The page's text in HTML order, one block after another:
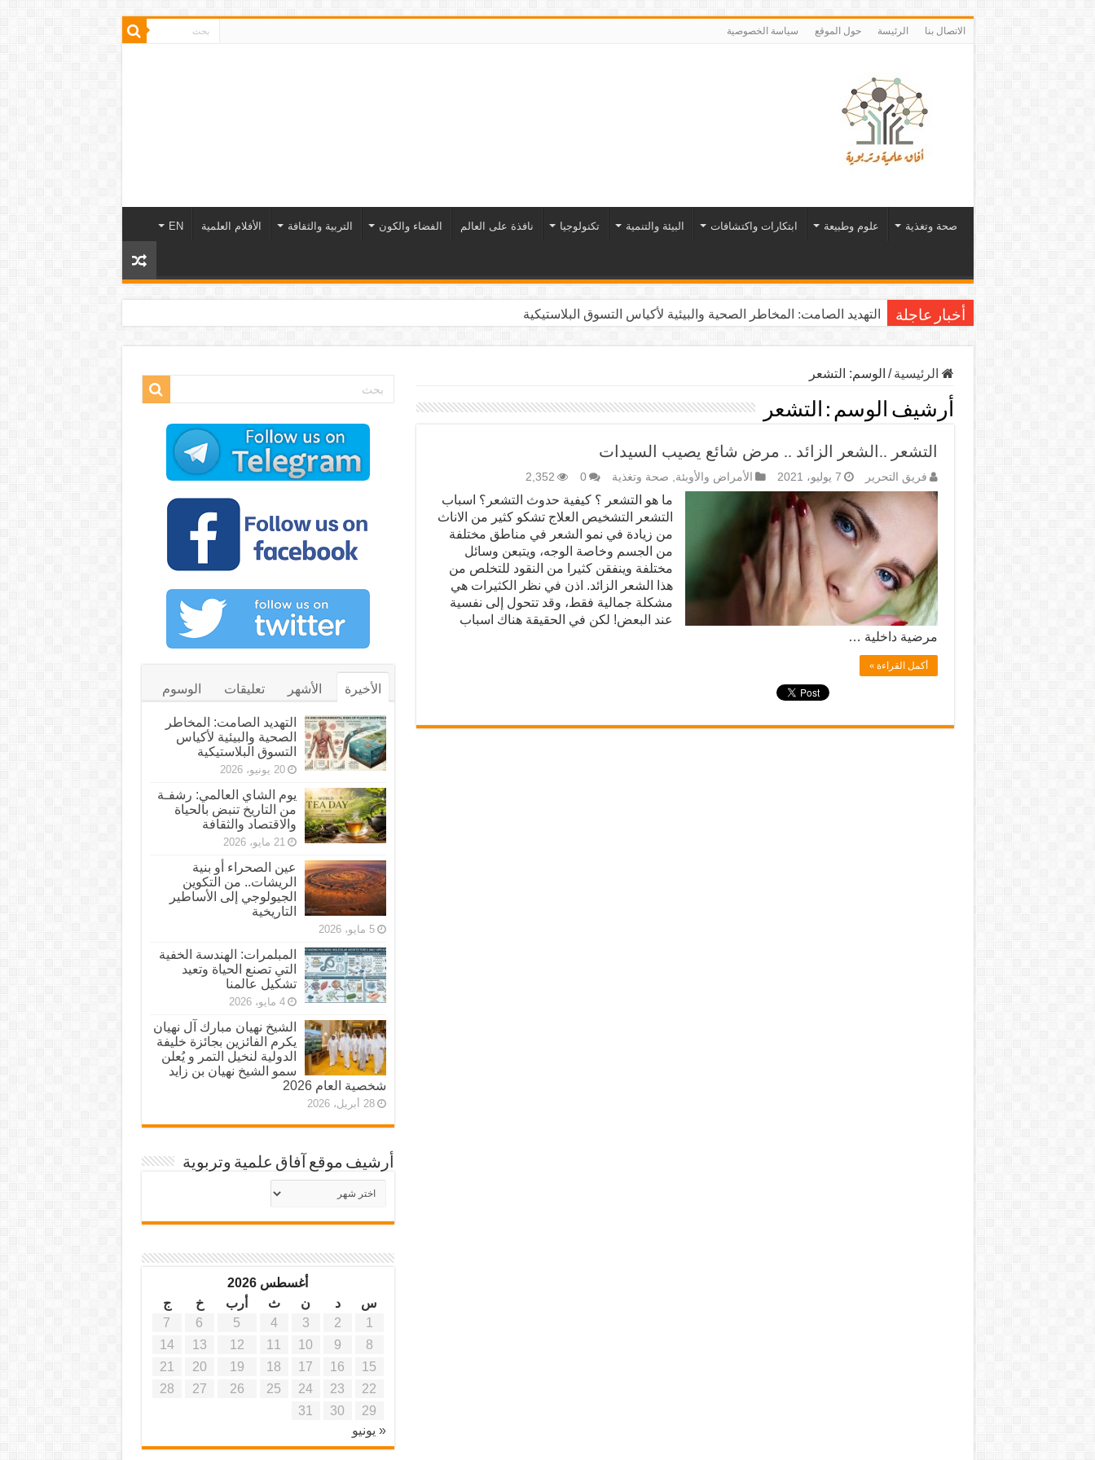
الاتصال بنا الرئيسة حول الموقع سياسة الخصوصية
صحة وتغذية علوم وطبيعة ابتكارات واكتشافات البيئة والتنمية تكنولوجيا نافذة على العالم الفضاء والكون التربية والثقافة الأفلام العلمية EN
أخبار عاجلة التهديد الصامت: المخاطر الصحية والبيئية لأكياس التسوق البلاستيكية
الرئيسية / الوسم: التشعر
أرشيف الوسم : التشعر
التشعر ..الشعر الزائد .. مرض شائع يصيب السيدات
فريق التحرير 7 يوليو، 2021 الأمراض والأوبئة, صحة وتغذية 0
2,352
ما هو التشعر ؟ كيفية حدوث التشعر؟ اسباب
التشعر التشخيص العلاج تشكو كثير من الاناث
من زيادة في نمو الشعر في مناطق مختلفة
من الجسم وخاصة الوجه، ويتبعن وسائل
مختلفة وينفقن كثيرا من النقود للتخلص من
هذا الشعر الزائد. اذن في نظر الكثيرات هي
مشكلة جمالية فقط، وقد تتحول إلى نفسية
عند البعض! لكن في الحقيقة هناك اسباب
مرضية داخلية …
أكمل القراءة »
الأخيرة الأشهر تعليقات الوسوم
التهديد الصامت: المخاطر
الصحية والبيئية لأكياس
التسوق البلاستيكية
20 يونيو، 2026
يوم الشاي العالمي: رشفـة
من التاريخ تنبض بالحياة
والاقتصاد والثقافة
21 مايو، 2026
عين الصحراء أو بنية
الريشات.. من التكوين
الجيولوجي إلى الأساطير
التاريخية
5 مايو، 2026
المبلمرات: الهندسة الخفية
التي تصنع الحياة وتعيد
تشكيل عالمنا
4 مايو، 2026
الشيخ نهيان مبارك آل نهيان
يكرم الفائزين بجائزة خليفة
الدولية لنخيل التمر و يُعلن
سمو الشيخ نهيان بن زايد
شخصية العام 2026
28 أبريل، 2026
أرشيف موقع آفاق علمية وتربوية
أرشيف
موقع
أغسطس 2026
س
د ن ث أرب خ
ج
1
2
3
4
5
6
7
8
9
10
11
12
13
14
15
16
17
18
19
20
21
22
23
24
25
26
27
28
29
30
31
« يونيو